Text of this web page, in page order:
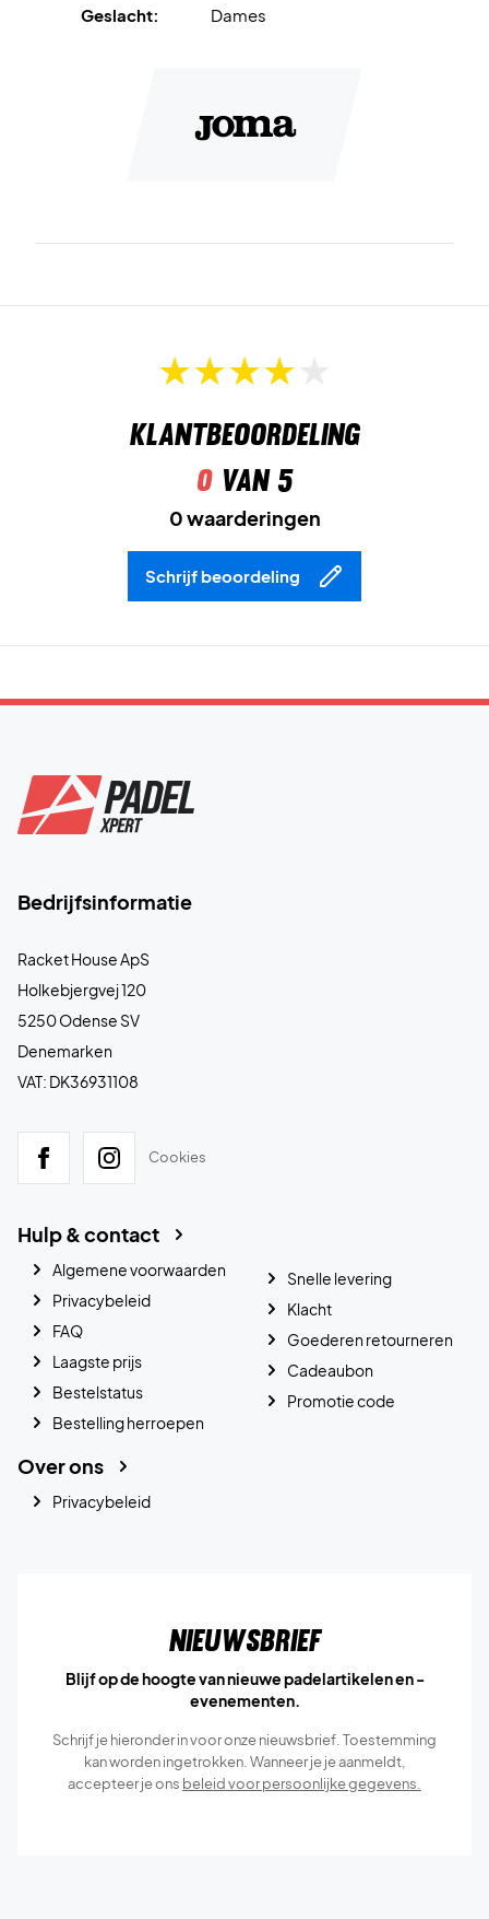
Geslacht:
Dames
Klantbeoordeling
0van 5
0 waarderingen
Schrijf beoordeling
Bedrijfsinformatie
Racket House ApS
Holkebjergvej 120
5250 Odense SV
Denemarken
VAT: DK36931108
Cookies
Hulp & contact
Algemene voorwaarden
Privacybeleid
FAQ
Laagste prijs
Bestelstatus
Bestelling herroepen
Snelle levering
Klacht
Goederen retourneren
Cadeaubon
Promotie code
Over ons
Privacybeleid
Nieuwsbrief
Blijf op de hoogte van nieuwe padelartikelen en -
evenementen.
Schrijf je hieronder in voor onze nieuwsbrief. Toestemming
kan worden ingetrokken. Wanneer je je aanmeldt,
accepteer je ons beleid voor persoonlijke gegevens.